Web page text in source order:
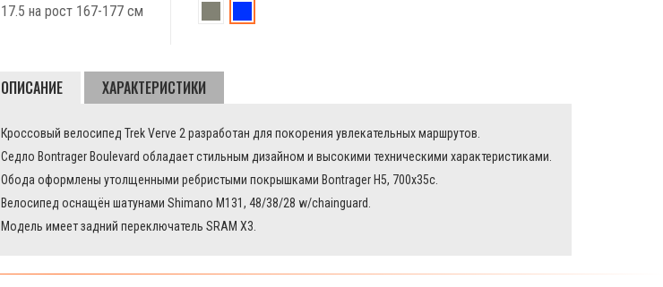
17.5 на рост 167-177 см
2
Graphite/Metallic
ОПИСАНИЕ ХАРАКТЕРИСТИКИ
Кроссовый велосипед Trek Verve 2 разработан для покорения увлекательных маршрутов.
Седло Bontrager Boulevard обладает стильным дизайном и высокими техническими характеристиками.
Обода оформлены утолщенными ребристыми покрышками Bontrager H5, 700x35c.
Велосипед оснащён шатунами Shimano M131, 48/38/28 w/chainguard.
Модель имеет задний переключатель SRAM X3.